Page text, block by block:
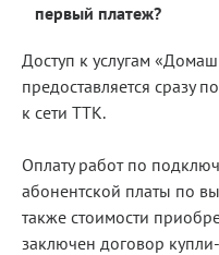
первый платеж?
Доступ к услугам
предоставляется сразу
к сети ТТК.
Оплату работ по
абонентской платы по
также стоимости
заключен договор